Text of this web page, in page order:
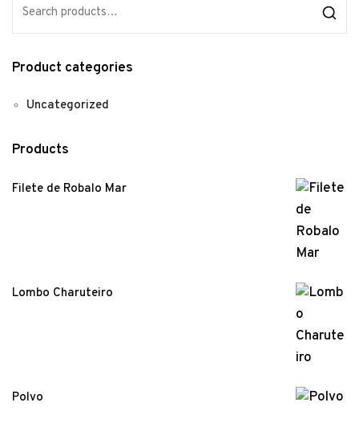
Product categories
Uncategorized
Products
Filete de Robalo Mar
Lombo Charuteiro
Polvo